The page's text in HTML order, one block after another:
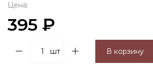
Цена:
395 ₽
шт В корзину